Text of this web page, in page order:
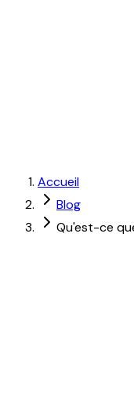
Accueil
Blog
Qu'est-ce